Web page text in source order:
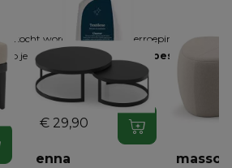
worden, geldt het herroepingsrecht.
je 14 dagen de tijd om je bestelling
winkelwagen
Bristol wicker /
textilene reiniger
In winkelwagen
€ 29,90
enna masso